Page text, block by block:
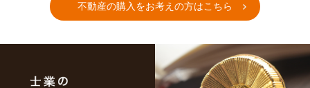
不動産の購入をお考えの方はこちら